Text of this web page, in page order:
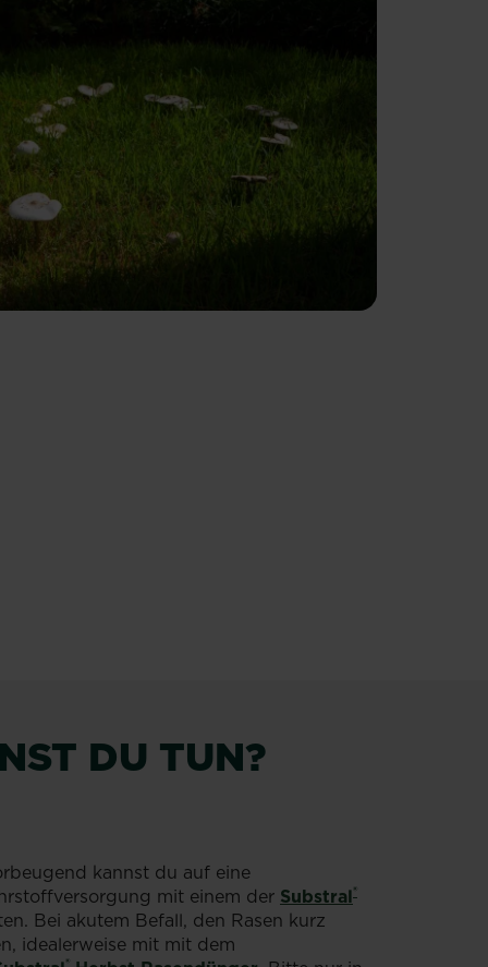
DU TUN?
kannst du auf eine
mit einem der Substral®
Bei akutem Befall, den Rasen kurz
idealerweise mit mit dem
®